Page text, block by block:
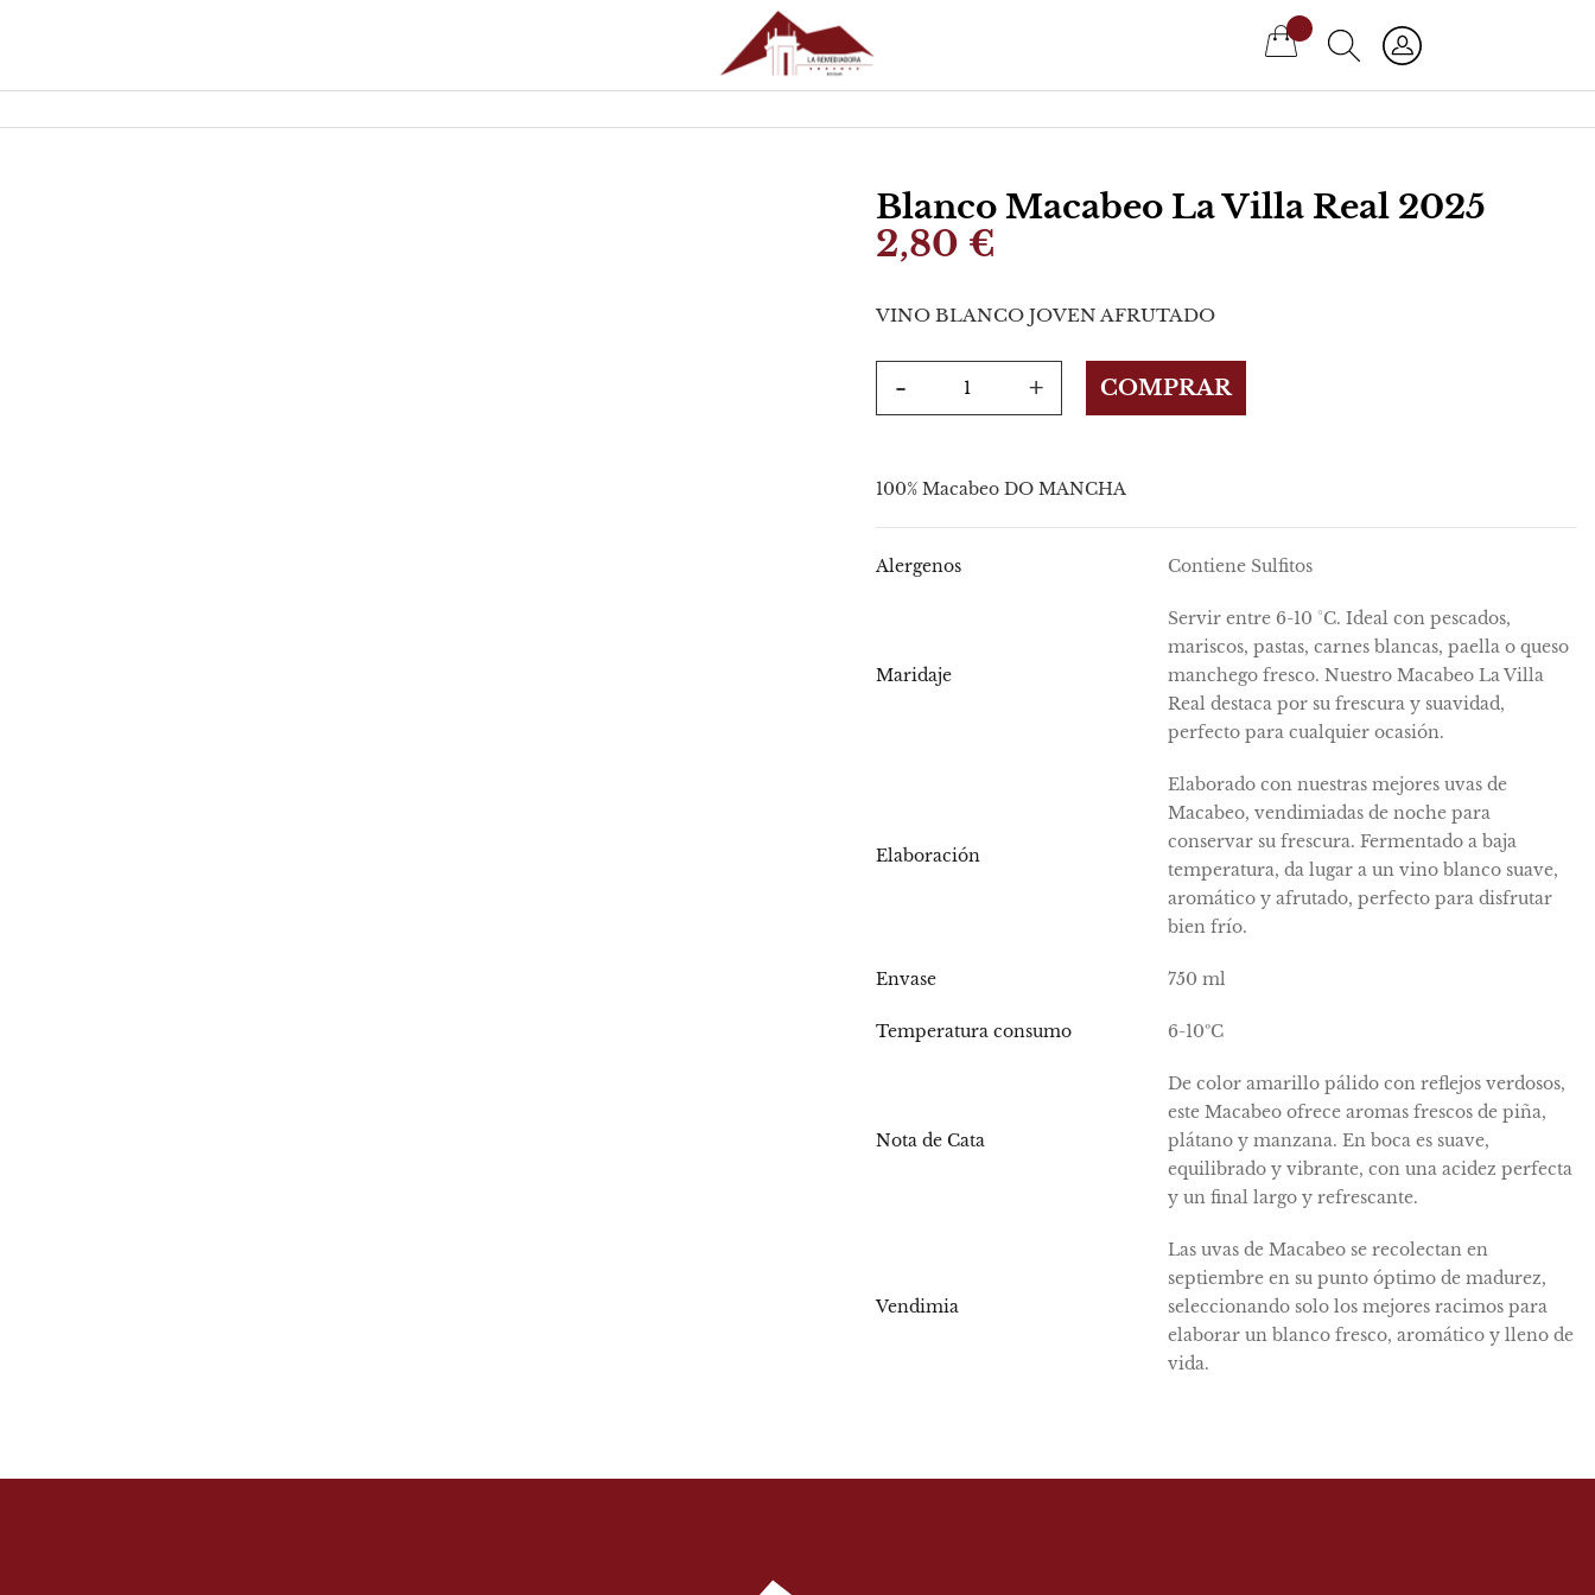
Blanco Macabeo La Villa Real 2025
2,80 €
VINO BLANCO JOVEN AFRUTADO
- + COMPRAR
100% Macabeo DO MANCHA
Más
Información
Alergenos Contiene Sulfitos
Maridaje
Servir entre 6-10 °C. Ideal con pescados,
mariscos, pastas, carnes blancas, paella o queso
manchego fresco. Nuestro Macabeo La Villa
Real destaca por su frescura y suavidad,
perfecto para cualquier ocasión.
Elaboración
Elaborado con nuestras mejores uvas de
Macabeo, vendimiadas de noche para
conservar su frescura. Fermentado a baja
temperatura, da lugar a un vino blanco suave,
aromático y afrutado, perfecto para disfrutar
bien frío.
Envase 750 ml
Temperatura consumo 6-10ºC
Nota de Cata
De color amarillo pálido con reflejos verdosos,
este Macabeo ofrece aromas frescos de piña,
plátano y manzana. En boca es suave,
equilibrado y vibrante, con una acidez perfecta
y un final largo y refrescante.
Vendimia
Las uvas de Macabeo se recolectan en
septiembre en su punto óptimo de madurez,
seleccionando solo los mejores racimos para
elaborar un blanco fresco, aromático y lleno de
vida.